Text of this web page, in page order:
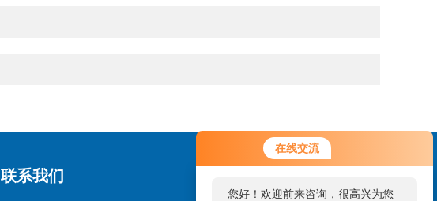
在线交流
您好！欢迎前来咨询，很高兴为您
服务，请问您要咨询什么问题呢？
您好，看您停留很久了，是否找到
联系我们